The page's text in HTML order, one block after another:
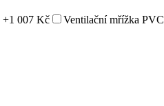
+1 007 Kč Ventilační mřížka PVC